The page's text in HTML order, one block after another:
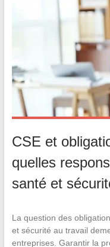
CSE et
quelles
santé et
La question des
et sécurité au travail
entreprises. Garantir la